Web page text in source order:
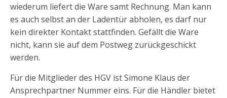
wiederum liefert die Ware samt Rechnung. Man kann
es auch selbst an der Ladentür abholen, es darf nur
kein direkter Kontakt stattfinden. Gefällt die Ware
nicht, kann sie auf dem Postweg zurückgeschickt
werden.
Für die Mitglieder des HGV ist Simone Klaus der
Ansprechpartner Nummer eins. Für die Händler bietet